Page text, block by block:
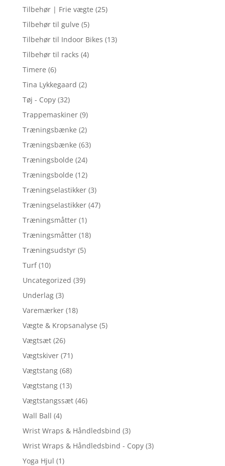
Tilbehør | Frie vægte (25)
Tilbehør til gulve (5)
Tilbehør til Indoor Bikes (13)
Tilbehør til racks (4)
Timere (6)
Tina Lykkegaard (2)
Tøj - Copy (32)
Trappemaskiner (9)
Træningsbænke (2)
Træningsbænke (63)
Træningsbolde (24)
Træningsbolde (12)
Træningselastikker (3)
Træningselastikker (47)
Træningsmåtter (1)
Træningsmåtter (18)
Træningsudstyr (5)
Turf (10)
Uncategorized (39)
Underlag (3)
Varemærker (18)
Vægte & Kropsanalyse (5)
Vægtsæt (26)
Vægtskiver (71)
Vægtstang (68)
Vægtstang (13)
Vægtstangssæt (46)
Wall Ball (4)
Wrist Wraps & Håndledsbind (3)
Wrist Wraps & Håndledsbind - Copy (3)
Yoga Hjul (1)